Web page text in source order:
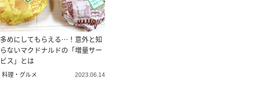
多めにしてもらえる…！意外と知
らないマクドナルドの「増量サー
ビス」とは
料理・グルメ 2023.06.14